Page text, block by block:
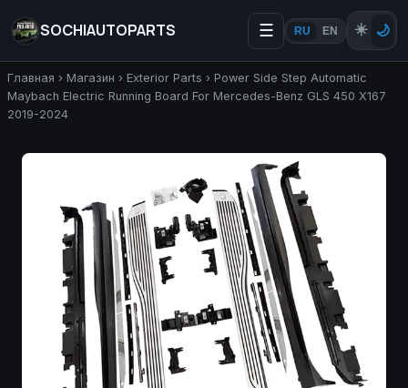
SOCHIAUTOPARTS ☰ RU EN ☀️ 🌙
Главная › Магазин › Exterior Parts › Power Side Step Automatic
Maybach Electric Running Board For Mercedes-Benz GLS 450 X167
2019-2024